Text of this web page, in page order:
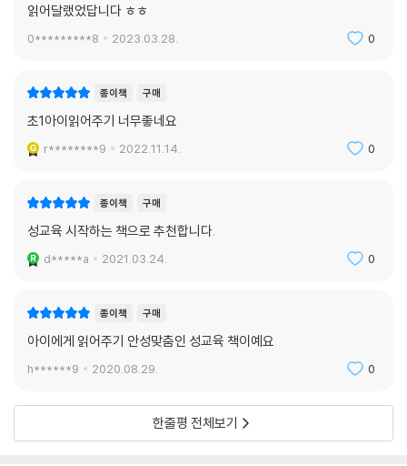
읽어달랬었답니다 ㅎㅎ
0*********8 2023.03.28. 0
종이책 구매
초1아이읽어주기 너무좋네요
r********9 2022.11.14. 0
종이책 구매
성교육 시작하는 책으로 추천합니다.
d*****a 2021.03.24. 0
종이책 구매
아이에게 읽어주기 안성맞춤인 성교육 책이예요
h******9 2020.08.29. 0
한줄평 전체보기